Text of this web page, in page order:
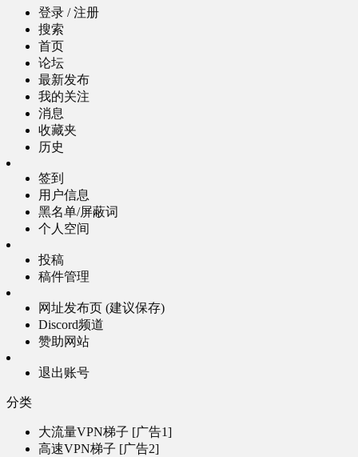
登录 / 注册
搜索
首页
论坛
最新发布
我的关注
消息
收藏夹
历史
签到
用户信息
黑名单/屏蔽词
个人空间
投稿
稿件管理
网址发布页 (建议保存)
Discord频道
赞助网站
退出账号
分类
大流量VPN梯子 [广告1]
高速VPN梯子 [广告2]